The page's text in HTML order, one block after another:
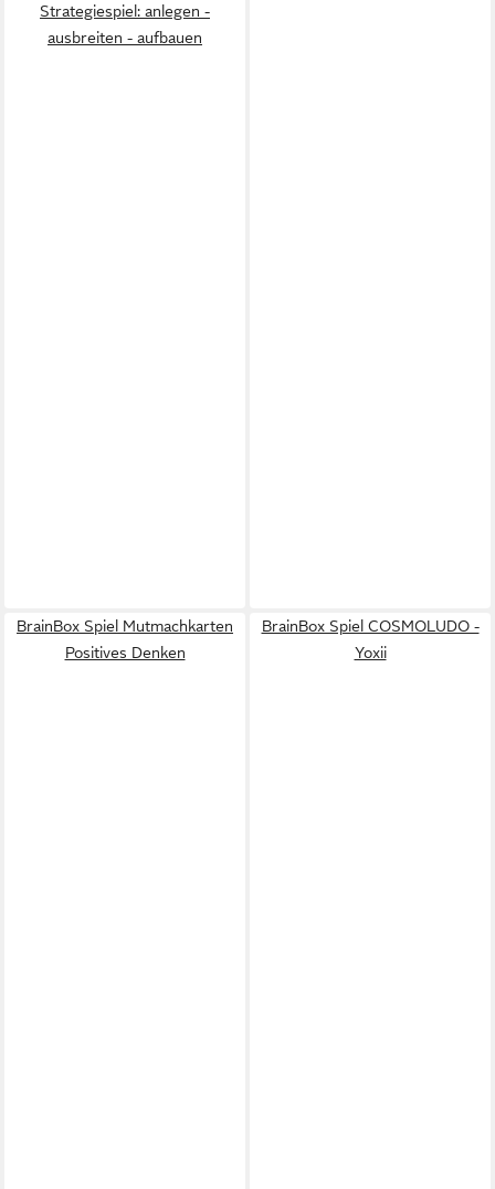
Strategiespiel: anlegen -
ausbreiten - aufbauen
BrainBox Spiel Mutmachkarten
Positives Denken
BrainBox Spiel COSMOLUDO -
Yoxii